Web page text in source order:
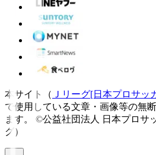
本サイト（ Ｊリーグ[日本プロサッ
で使用している文章・画像等の無
ます。
©公益社団法人 日本プロサ
グ）